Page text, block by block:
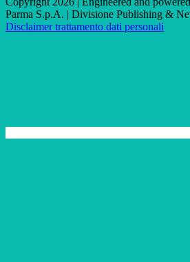
Parma S.p.A. | Divisione Publishing &
Disclaimer trattamento dati personali